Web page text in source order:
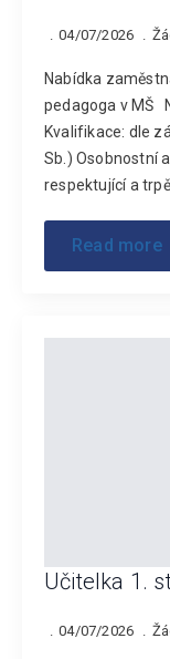
04/07/2026
Nabídka
pedagoga v MŠ
Kvalifikace: dle
Sb.) Osobnostní
respektující a
Read more
Učitelka 1.
04/07/2026